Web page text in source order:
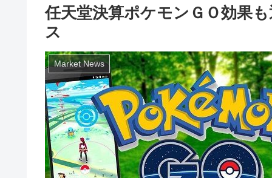
任天堂決算ポケモンＧＯ効果
ス
Market News